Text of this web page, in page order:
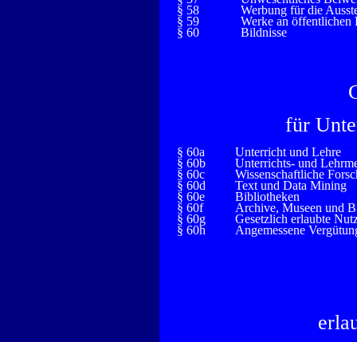
§ 58
Werbung für die
§ 59
Werke an öffentlichen
§ 60
Bildnisse
für
§ 60a
Unterricht und Lehre
§ 60b
Unterrichts- und
§ 60c
Wissenschaftliche
§ 60d
Text und Data Mining
§ 60e
Bibliotheken
§ 60f
Archive, Museen und
§ 60g
Gesetzlich erlaubte
§ 60h
Angemessene